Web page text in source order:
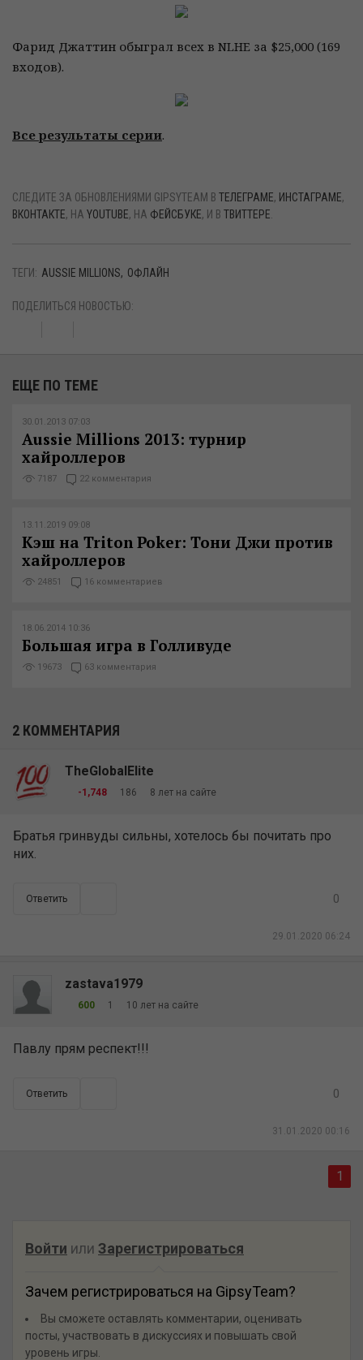
Фарид Джаттин обыграл всех в NLHE за $25,000 (169
входов).
Все результаты серии.
СЛЕДИТЕ ЗА ОБНОВЛЕНИЯМИ GIPSYTEAM В ТЕЛЕГРАМЕ, ИНСТАГРАМЕ,
ВКОНТАКТЕ, НА YOUTUBE, НА ФЕЙСБУКЕ, И В ТВИТТЕРЕ
ТЕГИ: AUSSIE MILLIONS ОФЛАЙН
ПОДЕЛИТЬСЯ НОВОСТЬЮ:
ЕЩЕ ПО ТЕМЕ
30.01.2013 07:03
Aussie Millions 2013: турнир
хайроллеров
7187 22 комментария
13.11.2019 09:08
Кэш на Triton Poker: Тони Джи против
хайроллеров
24851 16 комментариев
18.06.2014 10:36
Большая игра в Голливуде
19673 63 комментария
2 КОММЕНТАРИЯ
TheGlobalElite
-1,748 186 8 лет на сайте
Братья гринвуды сильны, хотелось бы почитать про
них.
Ответить
29.01.2020 06:24
0
zastava1979
600 1 10 лет на сайте
Павлу прям респект!!!
Ответить
31.01.2020 00:16
0
1
Войти или Зарегистрироваться
Зачем регистрироваться на GipsyTeam?
Вы сможете оставлять комментарии, оценивать
посты, участвовать в дискуссиях и повышать свой
уровень игры.